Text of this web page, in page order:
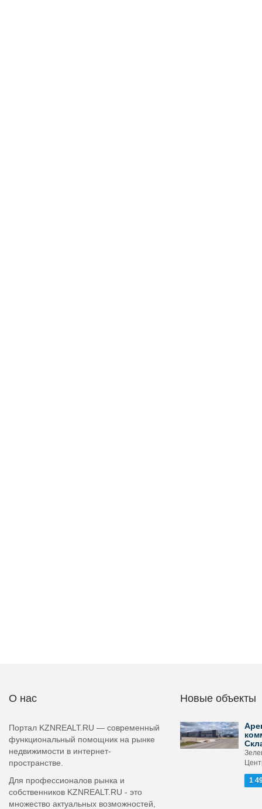
О нас
Портал KZNREALT.RU — современный
функциональный помощник на рынке
недвижимости в интернет-
пространстве.
Для профессионалов рынка и
собственников KZNREALT.RU - это
множество актуальных возможностей,
Новые объекты
1